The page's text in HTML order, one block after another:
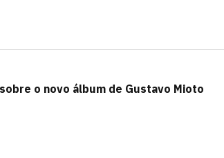
o novo álbum de Gustavo Mioto